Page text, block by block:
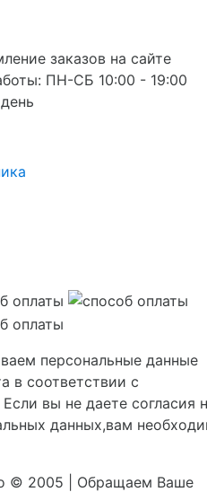
заказов на сайте
ПН-СБ 10:00 - 19:00
персональные данные
в соответствии с
Если вы не даете согласия
данных,вам
© 2005 | Обращаем Ваше